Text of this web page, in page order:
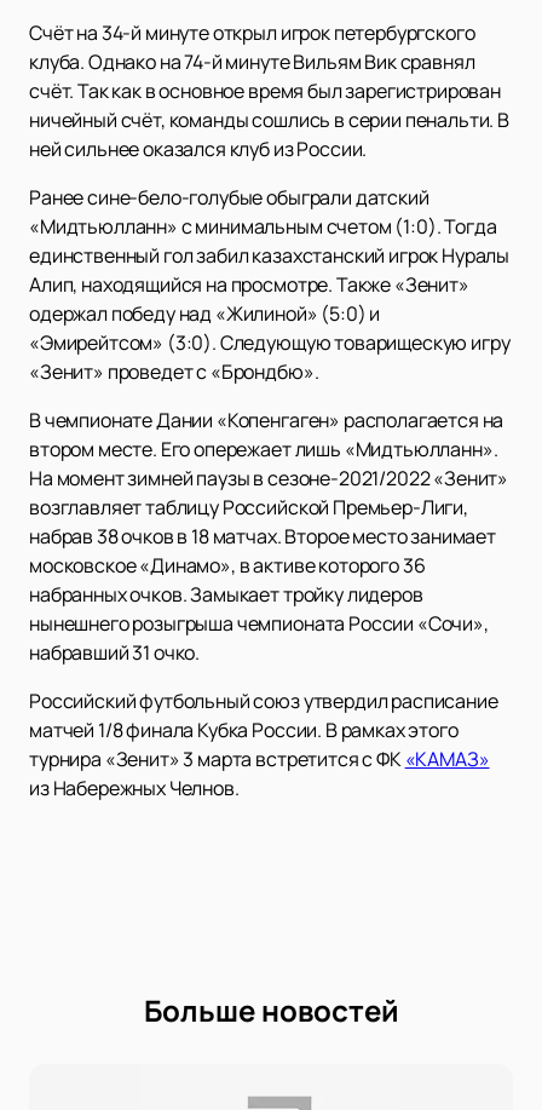
Счёт на 34-й минуте открыл игрок петербургского
клуба. Однако на 74-й минуте Вильям Вик сравнял
счёт. Так как в основное время был зарегистрирован
ничейный счёт, команды сошлись в серии пенальти. В
ней сильнее оказался клуб из России.
Ранее сине-бело-голубые обыграли датский
«Мидтьюлланн» с минимальным счетом (1:0). Тогда
единственный гол забил казахстанский игрок Нуралы
Алип, находящийся на просмотре. Также «Зенит»
одержал победу над «Жилиной» (5:0) и
«Эмирейтсом» (3:0). Следующую товарищескую игру
«Зенит» проведет с «Брондбю».
В чемпионате Дании «Копенгаген» располагается на
втором месте. Его опережает лишь «Мидтьюлланн».
На момент зимней паузы в сезоне-2021/2022 «Зенит»
возглавляет таблицу Российской Премьер-Лиги,
набрав 38 очков в 18 матчах. Второе место занимает
московское «Динамо», в активе которого 36
набранных очков. Замыкает тройку лидеров
нынешнего розыгрыша чемпионата России «Сочи»,
набравший 31 очко.
Российский футбольный союз утвердил расписание
матчей 1/8 финала Кубка России. В рамках этого
турнира «Зенит» 3 марта встретится с ФК«КАМАЗ»
из Набережных Челнов.
Больше новостей